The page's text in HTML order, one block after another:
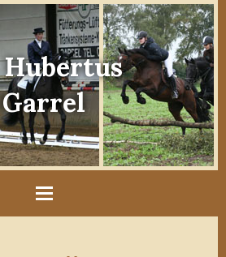
Hubertus
Garrel